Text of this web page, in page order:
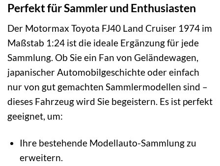
Perfekt für Sammler und Enthusiasten
Der Motormax Toyota FJ40 Land Cruiser 1974 im
Maßstab 1:24 ist die ideale Ergänzung für jede
Sammlung. Ob Sie ein Fan von Geländewagen,
japanischer Automobilgeschichte oder einfach
nur von gut gemachten Sammlermodellen sind –
dieses Fahrzeug wird Sie begeistern. Es ist perfekt
geeignet, um:
Ihre bestehende Modellauto-Sammlung zu
erweitern.